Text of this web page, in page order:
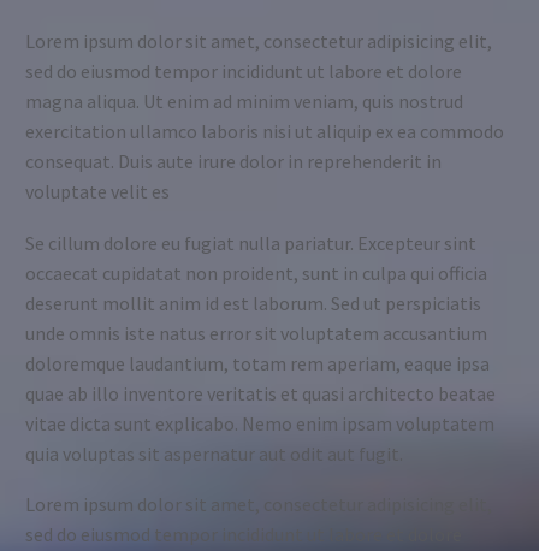
Lorem ipsum dolor sit amet, consectetur adipisicing elit,
sed do eiusmod tempor incididunt ut labore et dolore
magna aliqua. Ut enim ad minim veniam, quis nostrud
exercitation ullamco laboris nisi ut aliquip ex ea commodo
consequat. Duis aute irure dolor in reprehenderit in
voluptate velit es
Se cillum dolore eu fugiat nulla pariatur. Excepteur sint
occaecat cupidatat non proident, sunt in culpa qui officia
deserunt mollit anim id est laborum. Sed ut perspiciatis
unde omnis iste natus error sit voluptatem accusantium
doloremque laudantium, totam rem aperiam, eaque ipsa
quae ab illo inventore veritatis et quasi architecto beatae
vitae dicta sunt explicabo. Nemo enim ipsam voluptatem
quia voluptas sit aspernatur aut odit aut fugit.
Lorem ipsum dolor sit amet, consectetur adipisicing elit,
sed do eiusmod tempor incididunt ut labore et dolore